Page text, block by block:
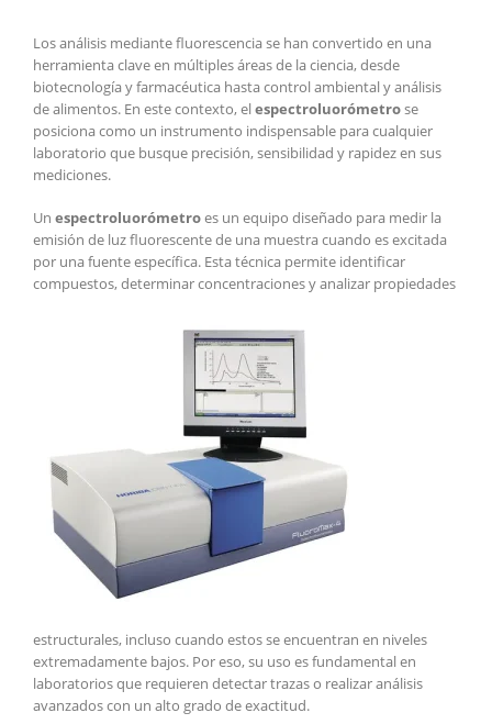
equipo
adecuado
Los análisis mediante fluorescencia se han convertido en una
herramienta clave en múltiples áreas de la ciencia, desde
biotecnología y farmacéutica hasta control ambiental y análisis
de alimentos. En este contexto, elespectroluorómetrose
posiciona como un instrumento indispensable para cualquier
laboratorio que busque precisión, sensibilidad y rapidez en sus
mediciones.
Un espectroluorómetroes un equipo diseñado para medir la
emisión de luz fluorescente de una muestra cuando es excitada
por una fuente específica. Esta técnica permite identificar
compuestos, determinar concentraciones yanalizar propiedades
estructurales, incluso cuando estos se encuentran en niveles
extremadamente bajos. Por eso, su uso es fundamental en
laboratorios que requieren detectar trazas o realizar análisis
avanzados con un alto grado de exactitud.